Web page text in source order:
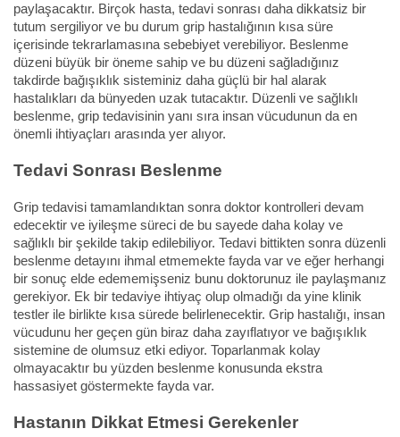
paylaşacaktır. Birçok hasta, tedavi sonrası daha dikkatsiz bir
tutum sergiliyor ve bu durum grip hastalığının kısa süre
içerisinde tekrarlamasına sebebiyet verebiliyor. Beslenme
düzeni büyük bir öneme sahip ve bu düzeni sağladığınız
takdirde bağışıklık sisteminiz daha güçlü bir hal alarak
hastalıkları da bünyeden uzak tutacaktır. Düzenli ve sağlıklı
beslenme, grip tedavisinin yanı sıra insan vücudunun da en
önemli ihtiyaçları arasında yer alıyor.
Tedavi Sonrası Beslenme
Grip tedavisi tamamlandıktan sonra doktor kontrolleri devam
edecektir ve iyileşme süreci de bu sayede daha kolay ve
sağlıklı bir şekilde takip edilebiliyor. Tedavi bittikten sonra düzenli
beslenme detayını ihmal etmemekte fayda var ve eğer herhangi
bir sonuç elde edememişseniz bunu doktorunuz ile paylaşmanız
gerekiyor. Ek bir tedaviye ihtiyaç olup olmadığı da yine klinik
testler ile birlikte kısa sürede belirlenecektir. Grip hastalığı, insan
vücudunu her geçen gün biraz daha zayıflatıyor ve bağışıklık
sistemine de olumsuz etki ediyor. Toparlanmak kolay
olmayacaktır bu yüzden beslenme konusunda ekstra
hassasiyet göstermekte fayda var.
Hastanın Dikkat Etmesi Gerekenler